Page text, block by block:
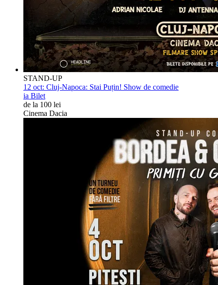
STAND-UP
12 oct: Cluj-Napoca: Stai Puțin! Show de comedie
ia Bilet
de la 100 lei
Cinema Dacia